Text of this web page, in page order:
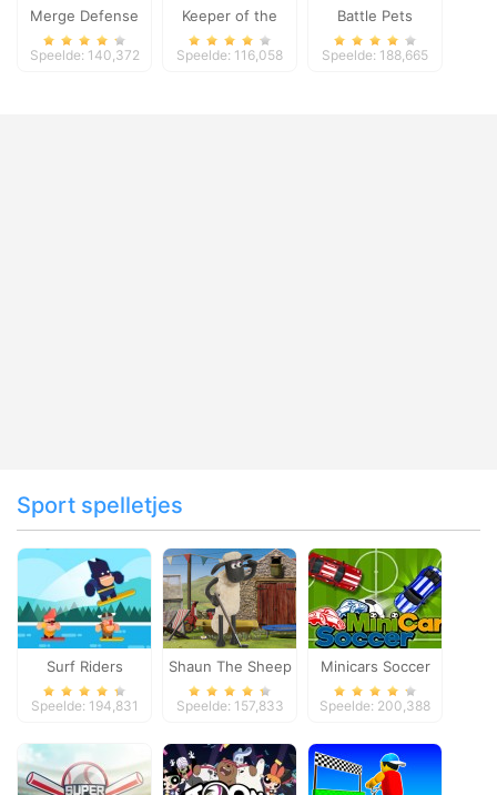
Merge Defense
Speelde: 140,372
Keeper of the
Grove 2
Speelde: 116,058
Battle Pets
Speelde: 188,665
Sport spelletjes
Surf Riders
Speelde: 194,831
Shaun The Sheep
Baahmy Golf
Speelde: 157,833
Minicars Soccer
Speelde: 200,388